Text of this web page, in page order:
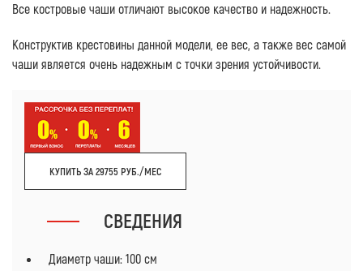
Все костровые чаши отличают высокое качество и надежность.
Конструктив крестовины данной модели, ее вес, а также вес самой
чаши является очень надежным с точки зрения устойчивости.
КУПИТЬ ЗА 29755 РУБ./МЕС
СВЕДЕНИЯ
Диаметр чаши: 100 см